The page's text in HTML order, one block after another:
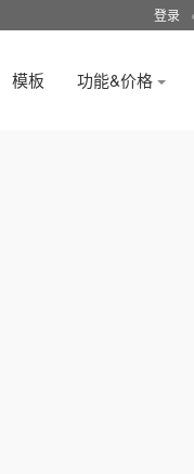
登录
模板 功能&价格